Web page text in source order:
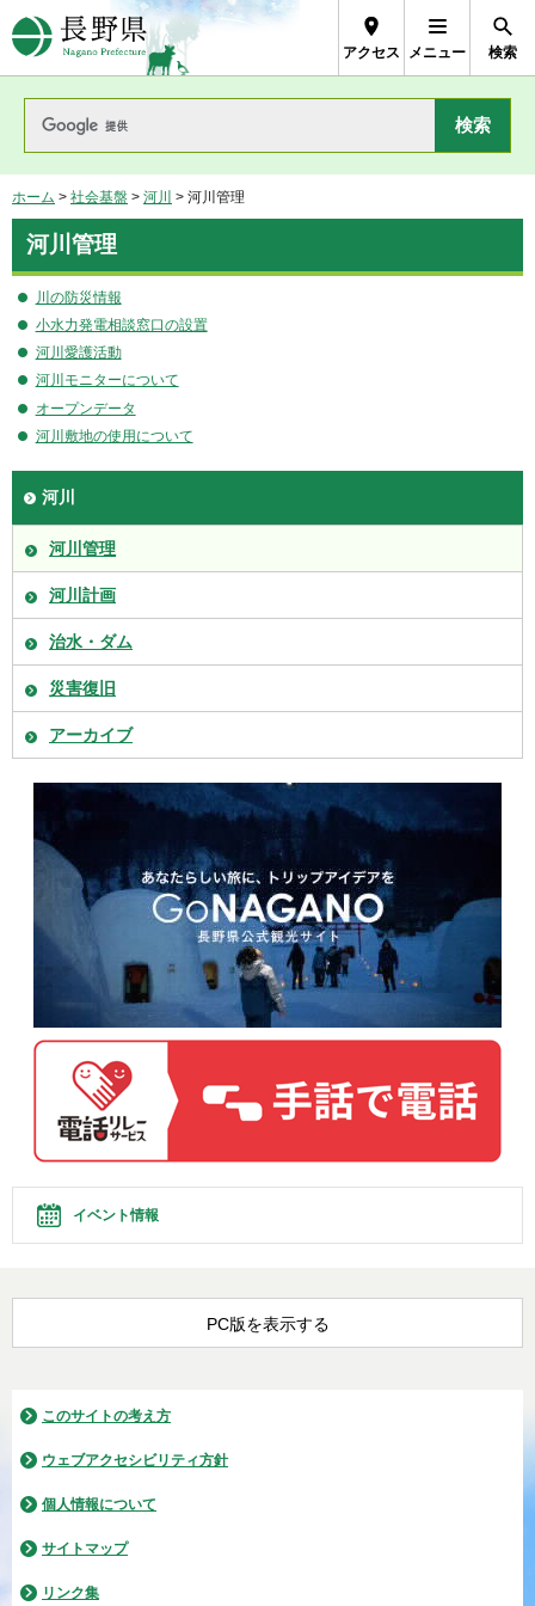
長野県Nagano Prefecture
アクセス メニュー 検索
ホーム > 社会基盤 > 河川 > 河川管理
河川管理
川の防災情報
小水力発電相談窓口の設置
河川愛護活動
河川モニターについて
オープンデータ
河川敷地の使用について
河川
河川管理
河川計画
治水・ダム
災害復旧
アーカイブ
イベント情報
PC版を表示する
このサイトの考え方
ウェブアクセシビリティ方針
個人情報について
サイトマップ
リンク集